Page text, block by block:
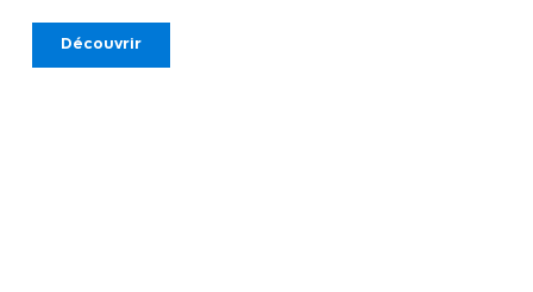
Découvrir